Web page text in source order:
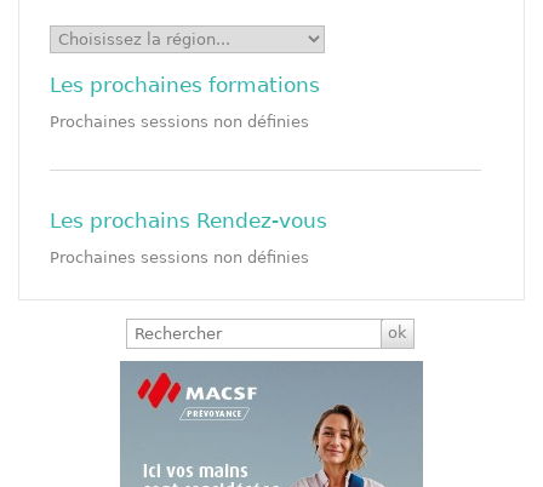
Les prochaines formations
Prochaines sessions non définies
Les prochains Rendez-vous
Prochaines sessions non définies